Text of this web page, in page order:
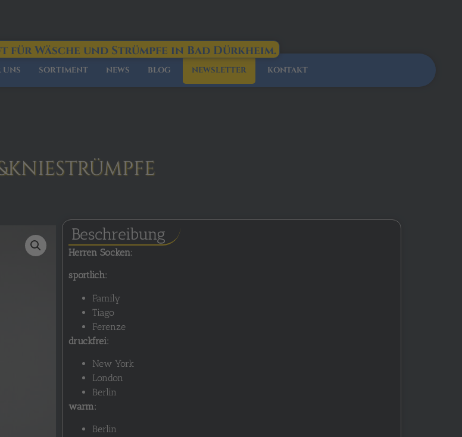
UNS SORTIMENT NEWS BLOG NEWSLETTER KONTAKT
für Wäsche und Strümpfe in Bad Dürkheim.
Beschreibung
Herren Socken:
sportlich:
Family
Tiago
Ferenze
druckfrei:
New York
London
Berlin
warm:
Berlin